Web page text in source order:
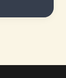
العمر”:
فناء